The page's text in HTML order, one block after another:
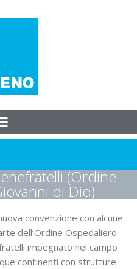
(Ordine
di Dio)
convenzione con alcune
dell’Ordine Ospedaliero
impegnato nel campo
continenti con strutture